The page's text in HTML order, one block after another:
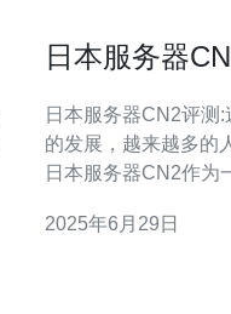
日本服务器
日本服务器CN2评测:速度
的发展，越来越多的
日本服务器CN2作为
看其速度和稳定性如何。 通过对日本服务器
2025年6月29日